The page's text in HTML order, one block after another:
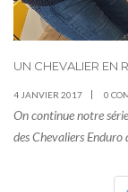
UN CHEVALIER EN
4 JANVIER 2017 0
On continue notre
des Chevaliers Enduro